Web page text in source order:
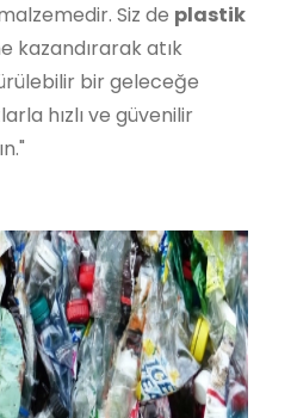
Siz de plastik
kazandırarak atık
bir geleceğe
hızlı ve güvenilir